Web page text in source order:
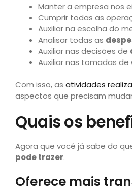
Manter a empresa nos
Cumprir todas as
Auxiliar na escolha do
Analisar todas as
Auxiliar nas decisões de
Auxiliar nas tomadas de
Com isso, as atividades
aspectos que precisam
Quais os
Agora que você já sabe do
pode trazer.
Oferece mais